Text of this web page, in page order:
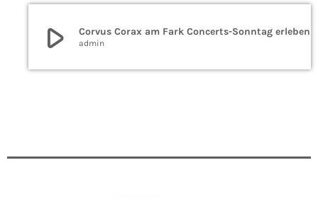
play_arrow Corvus Corax am Fark Concerts-Sonntag erleben
admin